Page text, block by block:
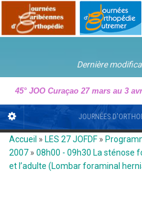
Dernière
45° JOO Curaçao 27 mars au 3
JOURNÉES
Accueil » LES 27 JOFDF »
2007 » 08h00 - 09h30 La sténose
et l’adulte (Lombar foraminal